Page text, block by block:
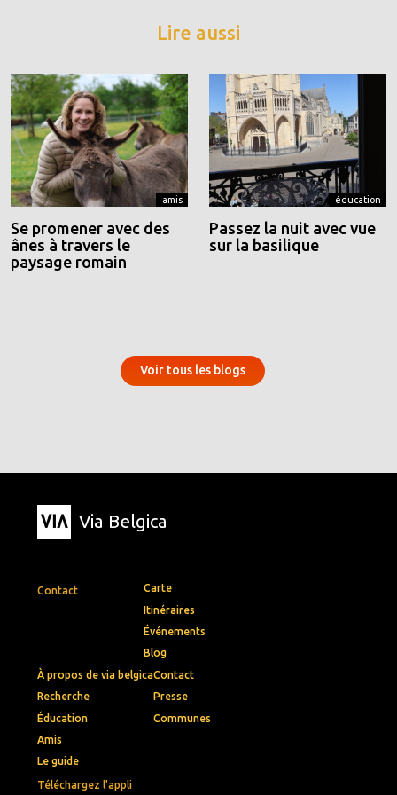
Lire aussi
amis
Se promener avec des
ânes à travers le
paysage romain
éducation
Passez la nuit avec vue
sur la basilique
Voir tous les blogs
Via Belgica
Contact
Téléchargez l'appli
Carte
Itinéraires
Événements
Blog
À propos de via belgica
Recherche
Éducation
Amis
Le guide
Contact
Presse
Communes